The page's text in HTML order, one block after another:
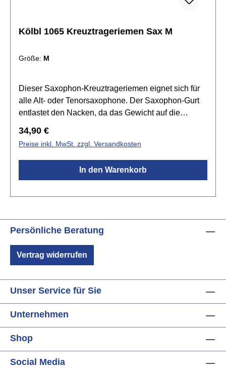
Kölbl 1065 Kreuztrageriemen Sax M
Größe: M
Dieser Saxophon-Kreuztrageriemen eignet sich für
alle Alt- oder Tenorsaxophone. Der Saxophon-Gurt
entlastet den Nacken, da das Gewicht auf die
Tenor Saxophon geeignetGewebeband 50mm
breitläuft über beide SchulternKarabinerhaken aus
KunststoffglasfaserverstärktEinstellung der Länge ist
möglichMade in GermanyGröße: M
Regulärer Preis:
34,90 €
Preise inkl. MwSt. zzgl. Versandkosten
In den Warenkorb
Persönliche Beratung
Vertrag widerrufen
Unser Service für Sie
Unternehmen
Shop
Social Media